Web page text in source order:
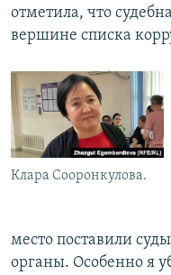
отметила, что
вершине списка
Клара Сооронкулова.
место поставили
органы. Особенно я